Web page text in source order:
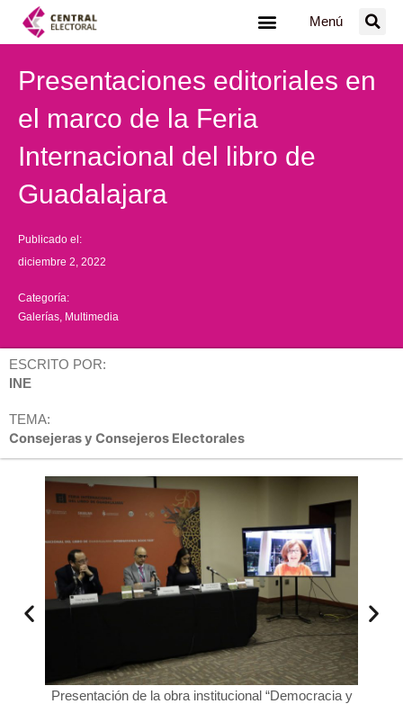
Menú
Presentaciones editoriales en
el marco de la Feria
Internacional del libro de
Guadalajara
Publicado el:
diciembre 2, 2022
Categoría:
Galerías Multimedia
ESCRITO POR:
INE
TEMA:
Consejeras y Consejeros Electorales
Presentación de la obra institucional “Democracia y